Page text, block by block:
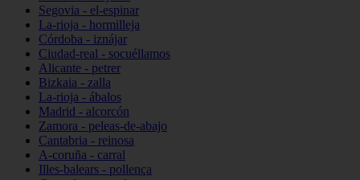
Segovia - el-espinar
La-rioja - hormilleja
Córdoba - iznájar
Ciudad-real - socuéllamos
Alicante - petrer
Bizkaia - zalla
La-rioja - ábalos
Madrid - alcorcón
Zamora - peleas-de-abajo
Cantabria - reinosa
A-coruña - carral
Illes-balears - pollença